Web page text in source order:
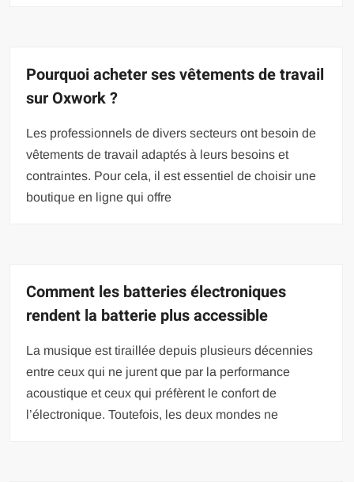
Pourquoi acheter ses vêtements de travail
sur Oxwork ?
Les professionnels de divers secteurs ont besoin de
vêtements de travail adaptés à leurs besoins et
contraintes. Pour cela, il est essentiel de choisir une
boutique en ligne qui offre
Comment les batteries électroniques
rendent la batterie plus accessible
La musique est tiraillée depuis plusieurs décennies
entre ceux qui ne jurent que par la performance
acoustique et ceux qui préfèrent le confort de
l’électronique. Toutefois, les deux mondes ne